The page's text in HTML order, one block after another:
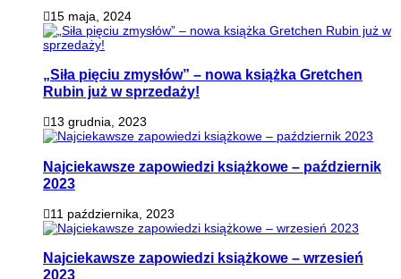
15 maja, 2024
„Siła pięciu zmysłów” – nowa książka Gretchen
Rubin już w sprzedaży!
13 grudnia, 2023
Najciekawsze zapowiedzi książkowe – październik
2023
11 października, 2023
Najciekawsze zapowiedzi książkowe – wrzesień
2023